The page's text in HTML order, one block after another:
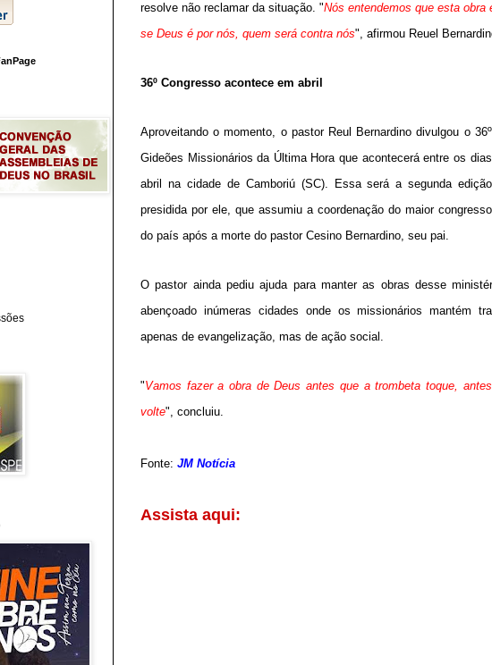
resolve não reclamar da situação. "Nós entendemos que esta obra
se Deus é por nós, quem será contra nós", afirmou Reuel
36º Congresso acontece em abril
Aproveitando o momento, o pastor Reul Bernardino divulgou o
Gideões Missionários da Última Hora que acontecerá entre os
abril na cidade de Camboriú (SC). Essa será a segunda
presidida por ele, que assumiu a coordenação do maior
do país após a morte do pastor Cesino Bernardino, seu pai.
O pastor ainda pediu ajuda para manter as obras desse
abençoado inúmeras cidades onde os missionários mantém
apenas de evangelização, mas de ação social.
"Vamos fazer a obra de Deus antes que a trombeta toque,
volte", concluiu.
Fonte: JM Notícia
Assista aqui: